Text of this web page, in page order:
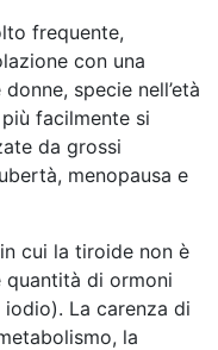
frequente,
con una
specie nell’età
facilmente si
da grossi
menopausa e
cui la tiroide non è
quantità di ormoni
La carenza di
la